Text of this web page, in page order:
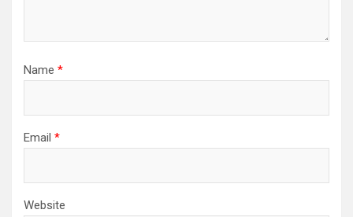
Name *
Email *
Website